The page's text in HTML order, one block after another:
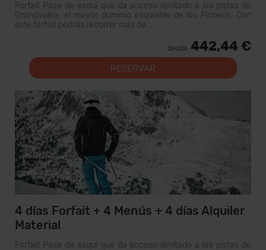
Forfait Pase de esquí que da acceso ilimitado a las pistas de
Grandvalira, el mayor dominio esquiable de los Pirineos. Con
este forfait podrás recorrer más de...
desde 442,44 €
RESERVAR
4 días Forfait + 4 Menús + 4 días Alquiler
Material
Forfait Pase de esquí que da acceso ilimitado a las pistas de